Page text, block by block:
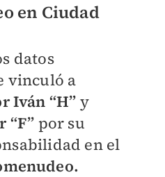
en Ciudad
datos
vinculó a
Iván “H”y
“F” por su
en el